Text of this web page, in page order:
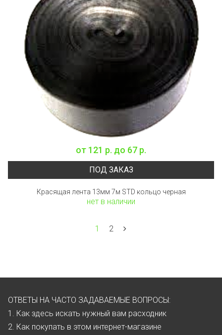
от 121 р. до 67 р.
ПОД ЗАКАЗ
Красящая лента 13мм 7м STD кольцо черная
нет в наличии
1 2
ОТВЕТЫ НА ЧАСТО ЗАДАВАЕМЫЕ ВОПРОСЫ:
1. Как здесь искать нужный вам расходник
2. Как покупать в этом интернет-магазине